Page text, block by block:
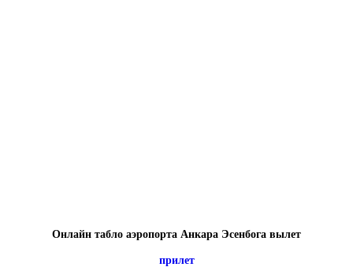
Онлайн табло аэропорта Анкара Эсенбога вылет
прилет